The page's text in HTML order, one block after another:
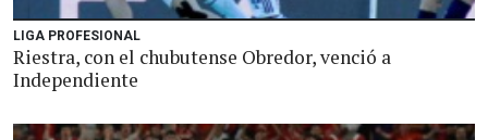
LIGA PROFESIONAL
Riestra, con el chubutense Obredor, venció a
Independiente